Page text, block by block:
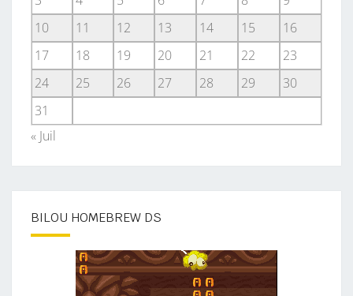
10
11 12 13 14 15
16
17
18 19 20 21 22
23
24
25 26 27 28 29
30
31
« Juil
BILOU HOMEBREW DS